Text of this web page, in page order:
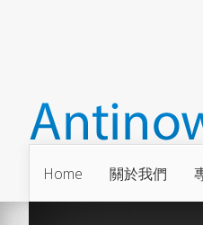
Home 關於我們